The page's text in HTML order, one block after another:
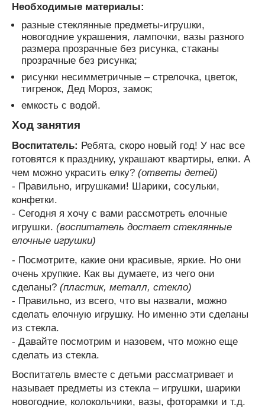
Необходимые материалы:
разные стеклянные предметы-игрушки,
новогодние украшения, лампочки, вазы разного
размера прозрачные без рисунка, стаканы
прозрачные без рисунка;
рисунки несимметричные – стрелочка, цветок,
тигренок, Дед Мороз, замок;
емкость с водой.
Ход занятия
Воспитатель: Ребята, скоро новый год! У нас все
готовятся к празднику, украшают квартиры, елки. А
чем можно украсить елку? (ответы детей)
- Правильно, игрушками! Шарики, сосульки,
конфетки.
- Сегодня я хочу с вами рассмотреть елочные
игрушки. (воспитатель достает стеклянные
елочные игрушки)
- Посмотрите, какие они красивые, яркие. Но они
очень хрупкие. Как вы думаете, из чего они
сделаны? (пластик, металл, стекло)
- Правильно, из всего, что вы назвали, можно
сделать елочную игрушку. Но именно эти сделаны
из стекла.
- Давайте посмотрим и назовем, что можно еще
сделать из стекла.
Воспитатель вместе с детьми рассматривает и
называет предметы из стекла – игрушки, шарики
новогодние, колокольчики, вазы, фоторамки и т.д.